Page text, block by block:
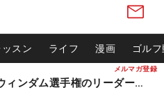
メルマガ登録
ッスン ライフ 漫画 ゴル
松山英樹ら出場 ウィンダム選手権のリーダーボード